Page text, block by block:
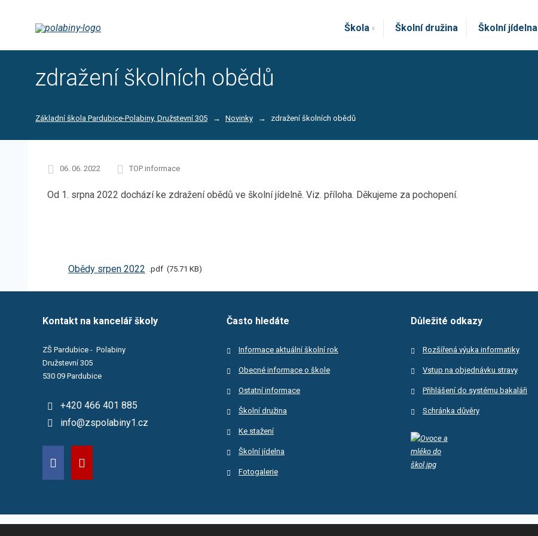
Škola Školní družina Školní jídelna
zdražení školních obědů
Základní škola Pardubice-Polabiny, Družstevní 305 Novinky zdražení školních obědů
06. 06. 2022 TOP informace
Od 1. srpna 2022 dochází ke zdražení obědů ve školní jídelně. Viz. příloha. Děkujeme za pochopení.
Obědy srpen 2022 pdf 75.71 KB
Kontakt na kancelář školy
ZŠ Pardubice - Polabiny
Družstevní 305
530 09 Pardubice
+420 466 401 885
info@zspolabiny1.cz
Často hledáte
Informace aktuální školní rok
Obecné informace o škole
Ostatní informace
Školní družina
Ke stažení
Školní jídelna
Fotogalerie
Důležité odkazy
Rozšířená výuka informatiky
Vstup na objednávku stravy
Přihlášení do systému bakaláři
Schránka důvěry